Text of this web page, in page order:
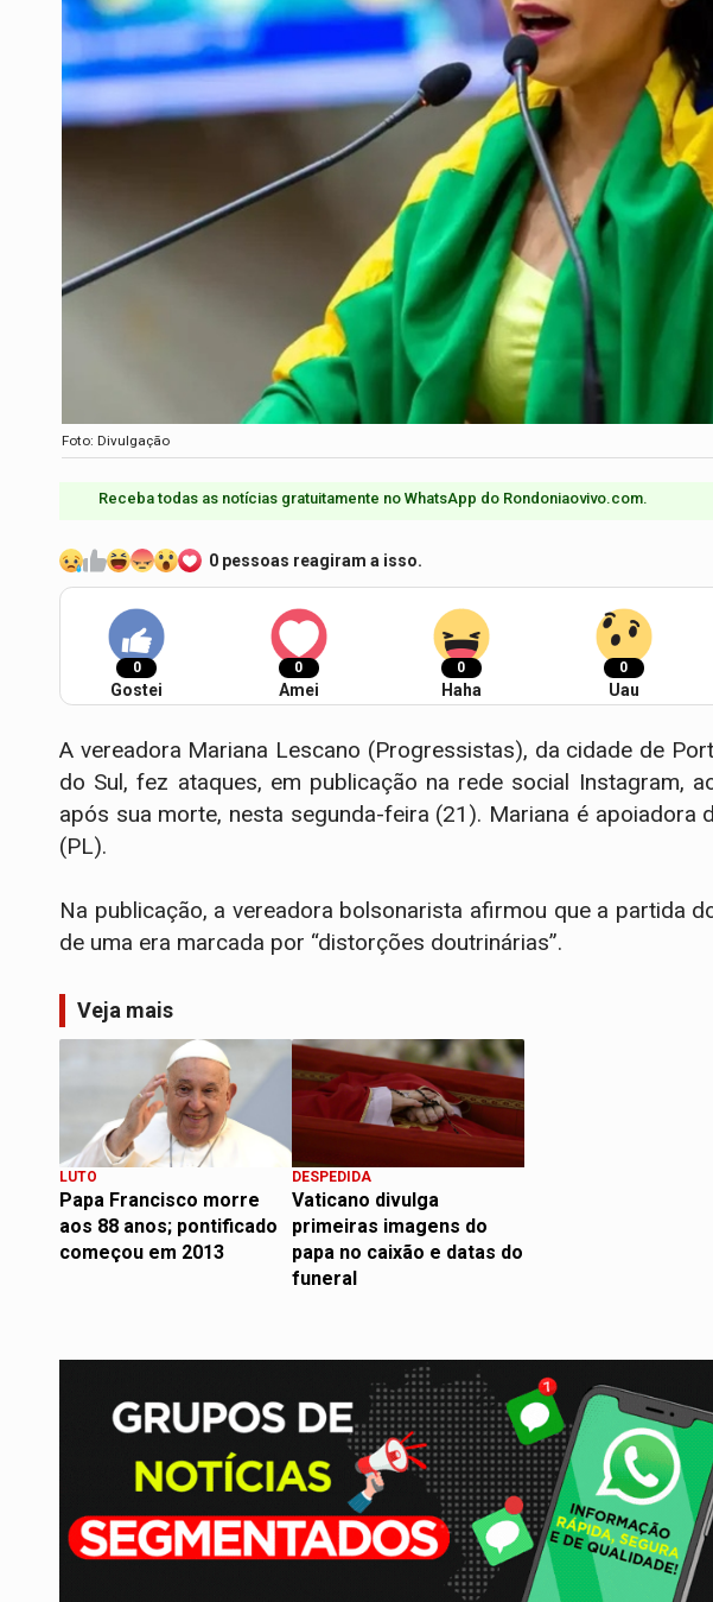
Foto: Divulgação
Receba todas as notícias gratuitamente no WhatsApp do Rondoniaovivo.com.​
0 pessoas reagiram a isso.
0
Gostei
0
Amei
0
Haha
0
Uau
A vereadora Mariana Lescano (Progressistas), da cidade de
do Sul, fez ataques, em publicação na rede social Instagram,
após sua morte, nesta segunda-feira (21). Mariana é apoiadora
(PL).
Na publicação, a vereadora bolsonarista afirmou que a partida
de uma era marcada por “distorções doutrinárias”.
Veja mais
LUTO
Papa Francisco morre
aos 88 anos; pontificado
começou em 2013
DESPEDIDA
Vaticano divulga
primeiras imagens do
papa no caixão e datas do
funeral